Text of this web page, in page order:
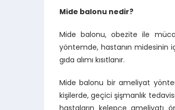
Mide balonu nedir?
Mide balonu, obezite ile
yöntemde, hastanın midesinin
gıda alımı kısıtlanır.
Mide balonu bir ameliyat
kişilerde, geçici şişmanlık